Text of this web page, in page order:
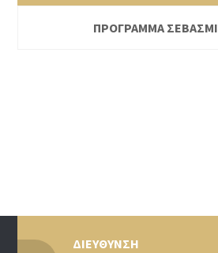
ΠΡΟΓΡΑΜΜΑ
ΔΙΕΥΘΥΝΣΗ